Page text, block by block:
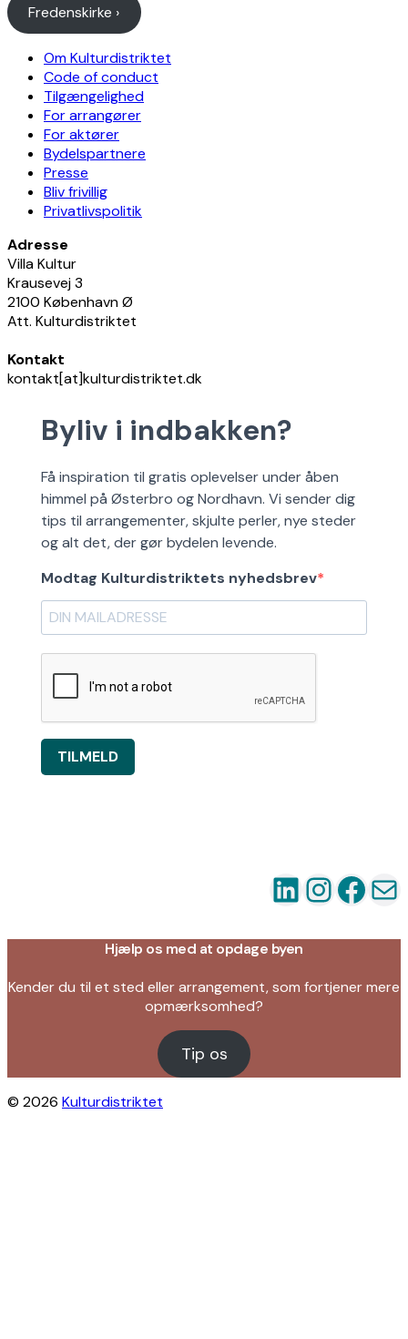
Fredenskirke ›
Om Kulturdistriktet
Code of conduct
Tilgængelighed
For arrangører
For aktører
Bydelspartnere
Presse
Bliv frivillig
Privatlivspolitik
Adresse
Villa Kultur
Krausevej 3
2100 København Ø
Att. Kulturdistriktet
Kontakt
kontakt[at]kulturdistriktet.dk
Byliv i indbakken?
Få inspiration til gratis oplevelser under åben
himmel på Østerbro og Nordhavn. Vi sender dig
tips til arrangementer, skjulte perler, nye steder
og alt det, der gør bydelen levende.
Modtag Kulturdistriktets nyhedsbrev
TILMELD
LinkedIn
Hjælp os med at opdage byen
Kender du til et sted eller arrangement, som fortjener mere
opmærksomhed?
Tip os
© 2026 Kulturdistriktet